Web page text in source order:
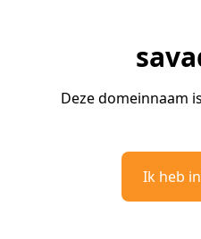
Deze domeinnaam
Ik heb